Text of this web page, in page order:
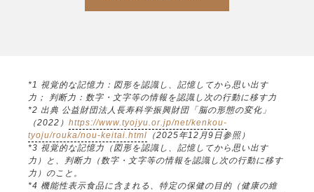
*1 視覚的な記憶力：図形を認識し、記憶してから思い出す
力； 判断力：数字・文字等の情報を認識し次の行動に移す力
*2 出典 公益財団法人長寿科学振興財団「脳の形態の変化」
（2022） https://www.tyojyu.or.jp/net/kenkou-
tyoju/rouka/nou-keitai.html （2025年12月9日参照）
*3 視覚的な記憶力（図形を認識し、記憶してから思い出す
力）と、判断力（数字・文字等の情報を認識し次の行動に移す
力）のこと。
*4 機能性表示食品に含まれる、特定の保健の目的（健康の維